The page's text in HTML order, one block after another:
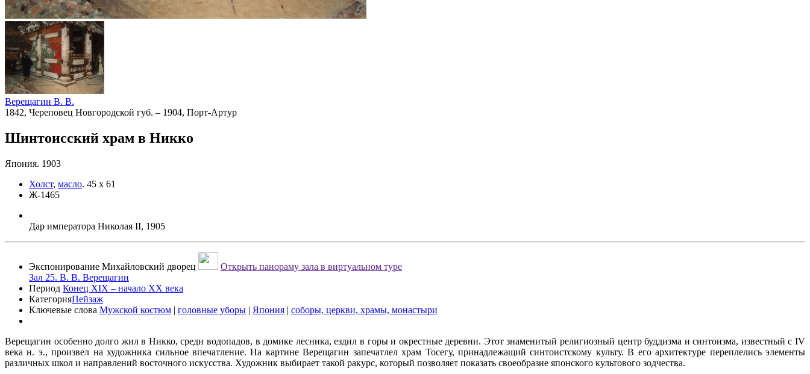
Верещагин В. В.
1842, Череповец Новгородской губ. – 1904, Порт-Артур
Шинтоисский храм в Никко
Япония. 1903
Холст, масло. 45 х 61
Ж-1465
Дар императора Николая II, 1905
Экспонирование Михайловский дворец
Открыть панораму зала в виртуальном туре
Зал 25. В. В. Верещагин
Период Конец XIX – начало XX века
КатегорияПейзаж
Ключевые слова Мужской костюм | головные уборы | Япония | соборы, церкви, храмы, монастыри
Верещагин особенно долго жил в Никко, среди водопадов, в домике лесника, ездил в горы и окрестные деревни. Этот знаменитый религиозный центр буддизма и синтоизма, известный с IV
века н. э., произвел на художника сильное впечатление. На картине Верещагин запечатлел храм Тосегу, принадлежащий синтоистскому культу. В его архитектуре переплелись элементы
различных школ и направлений восточного искусства. Художник выбирает такой ракурс, который позволяет показать своеобразие японского культового зодчества.